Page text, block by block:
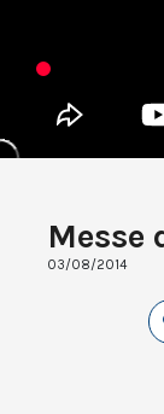
Messe
03/08/2014